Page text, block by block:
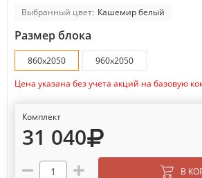
Выбранный цвет: Кашемир белый
Размер блока
860х2050
960х2050
Цена указана без учета акций на базовую
Комплект
31 040
В